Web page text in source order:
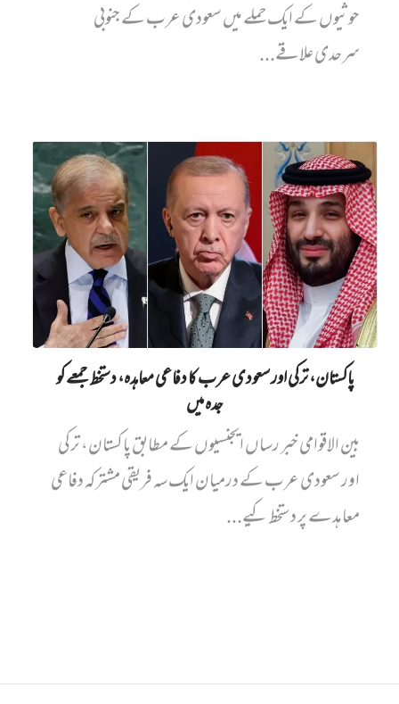
حوثیوں کے ایک حملے میں سعودی عرب کے جنوبی
سرحدی علاقے...
پاکستان، ترکی اور سعودی عرب کا دفاعی معاہدہ، دستخط جمعے کو
جدہ میں
بین الاقوامی خبر رساں ایجنسیوں کے مطابق پاکستان، ترکی
اور سعودی عرب کے درمیان ایک سہ فریقی مشترکہ دفاعی
معاہدے پر دستخط کیے...